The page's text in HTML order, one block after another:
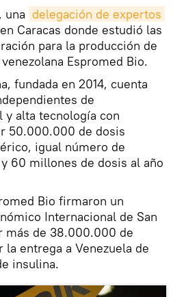
una delegación de expertos
Caracas donde estudió las
para la producción de
Espromed Bio.
fundada en 2014, cuenta
de
alta tecnología con
50.000.000 de dosis
igual número de
60 millones de dosis al año
Bio firmaron un
Internacional de San
más de 38.000.000 de
la entrega a Venezuela de
insulina.